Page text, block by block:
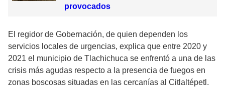
provocados
El regidor de Gobernación, de quien dependen los
servicios locales de urgencias, explica que entre 2020 y
2021 el municipio de Tlachichuca se enfrentó a una de las
crisis más agudas respecto a la presencia de fuegos en
zonas boscosas situadas en las cercanías al Citlaltépetl.